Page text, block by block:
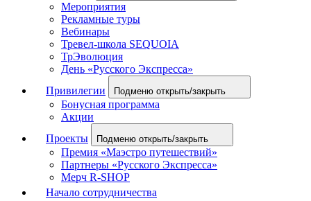
Мероприятия
Рекламные туры
Вебинары
Тревел-школа SEQUOIA
ТрЭволюция
День «Русского Экспресса»
Привилегии
Подменю открыть/закрыть
Бонусная программа
Акции
Проекты
Подменю открыть/закрыть
Премия «Маэстро путешествий»
Партнеры «Русского Экспресса»
Мерч R-SHOP
Начало сотрудничества